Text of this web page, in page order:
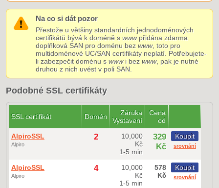
Na co si dát pozor
Přestože u většiny standardních jednodoménových
certifikátů bývá k doméně swwwpřidána zdarma
doplňková SAN pro doménu bez www, toto pro
multidoménové UC/SAN certifikáty neplatí. Potřebujete-
li zabezpečit doménu swwwi bez www, pak je nutné
druhou z nich uvést v poli SAN.
Podobné SSL certifikáty
SSL certifikát Domén
Záruka
Vystavení
Cena
od
AlpiroSSL
Alpiro
2
10,000
Kč
1-5 min
329
Kč
Koupit
srovnání
AlpiroSSL
Alpiro
4
10,000
Kč
1-5 min
578
Kč
Koupit
srovnání